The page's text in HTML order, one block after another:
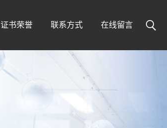
证书荣誉 联系方式 在线留言